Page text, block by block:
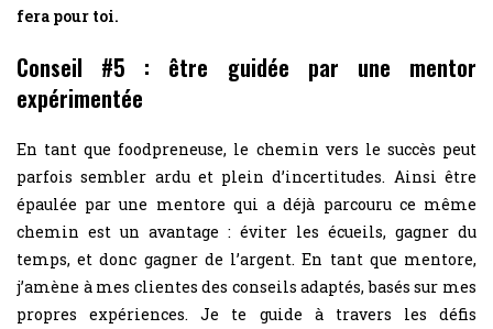
fera pour toi.
Conseil #5 : être guidée par une mentor
expérimentée
En tant que foodpreneuse, le chemin vers le succès peut
parfois sembler ardu et plein d’incertitudes. Ainsi être
épaulée par une mentore qui a déjà parcouru ce même
chemin est un avantage : éviter les écueils, gagner du
temps, et donc gagner de l’argent. En tant que mentore,
j’amène à mes clientes des conseils adaptés, basés sur mes
propres expériences. Je te guide à travers les défis